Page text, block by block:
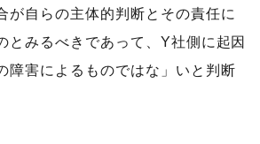
が自らの主体的判断とその責任に
とみるべきであって、Y社側に起因
障害によるものではな」いと判断